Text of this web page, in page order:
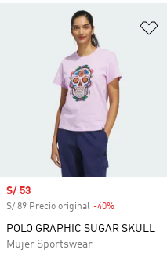
Precio de venta
S/ 53
S/ 89 Precio original -40%
POLO GRAPHIC SUGAR SKULL
Mujer Sportswear